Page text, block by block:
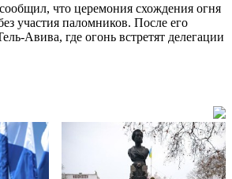
что церемония схождения огня
участия паломников. После его
Авива, где огонь встретят делегации